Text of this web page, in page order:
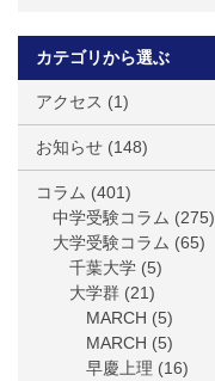
カテゴリから選ぶ
アクセス (1)
お知らせ (148)
コラム (401)
中学受験コラム (275)
大学受験コラム (65)
千葉大学 (5)
大学群 (21)
MARCH (5)
MARCH (5)
早慶上理 (16)